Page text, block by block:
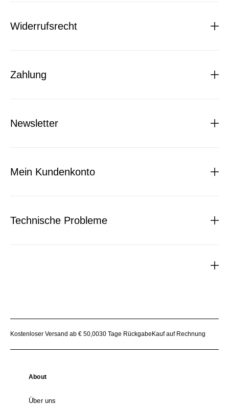
Widerrufsrecht
Zahlung
Newsletter
Mein Kundenkonto
Technische Probleme
Kostenloser Versand ab € 50,0030 Tage Rückgabe Kauf auf Rechnung
About
Über uns